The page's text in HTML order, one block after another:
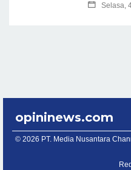
Selasa,
opininews.com
© 2026 PT. Media Nusantara